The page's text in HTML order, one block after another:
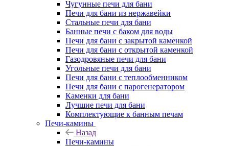
Чугунные печи для бани
Печи для бани из нержавейки
Стальные печи для бани
Банные печи с баком для воды
Печи для бани с закрытой каменкой
Печи для бани с открытой каменкой
Газодровяные печи для бани
Угольные печи для бани
Печи для бани с теплообменником
Печи для бани с парогенератором
Каменки для бани
Лучшие печи для бани
Комплектующие к банным печам
Печи-камины
Назад
Печи-камины